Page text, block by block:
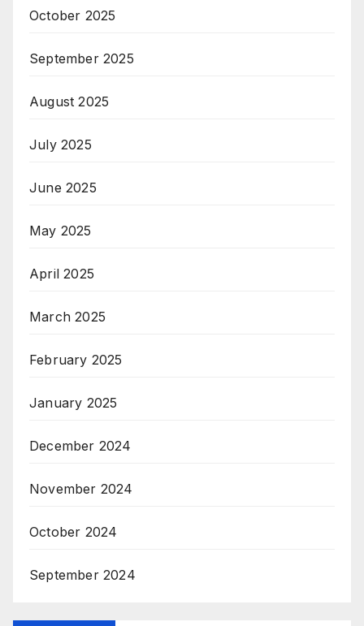
October 2025
September 2025
August 2025
July 2025
June 2025
May 2025
April 2025
March 2025
February 2025
January 2025
December 2024
November 2024
October 2024
September 2024